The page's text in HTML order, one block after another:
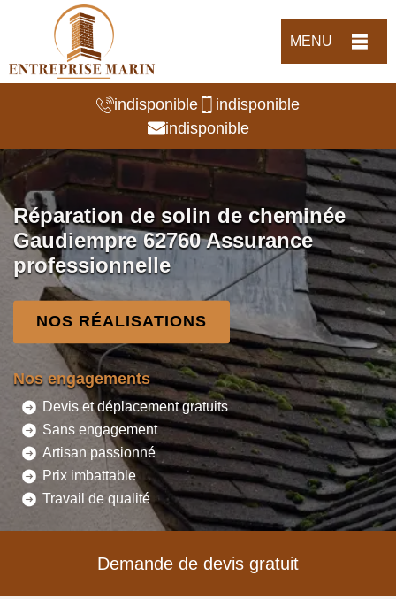
MENU
indisponible
indisponible
indisponible
Réparation de solin de cheminée
Gaudiempre 62760 Assurance
professionnelle
NOS RÉALISATIONS
Nos engagements
Devis et déplacement gratuits
Sans engagement
Artisan passionné
Prix imbattable
Travail de qualité
Demande de devis gratuit